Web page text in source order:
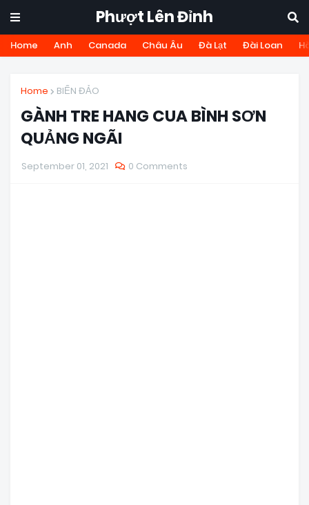
Phượt Lên Đỉnh
Home Anh Canada Châu Âu Đà Lạt Đài Loan
Home BIỂN ĐẢO
GÀNH TRE HANG CUA BÌNH SƠN
QUẢNG NGÃI
September 01, 2021 0 Comments